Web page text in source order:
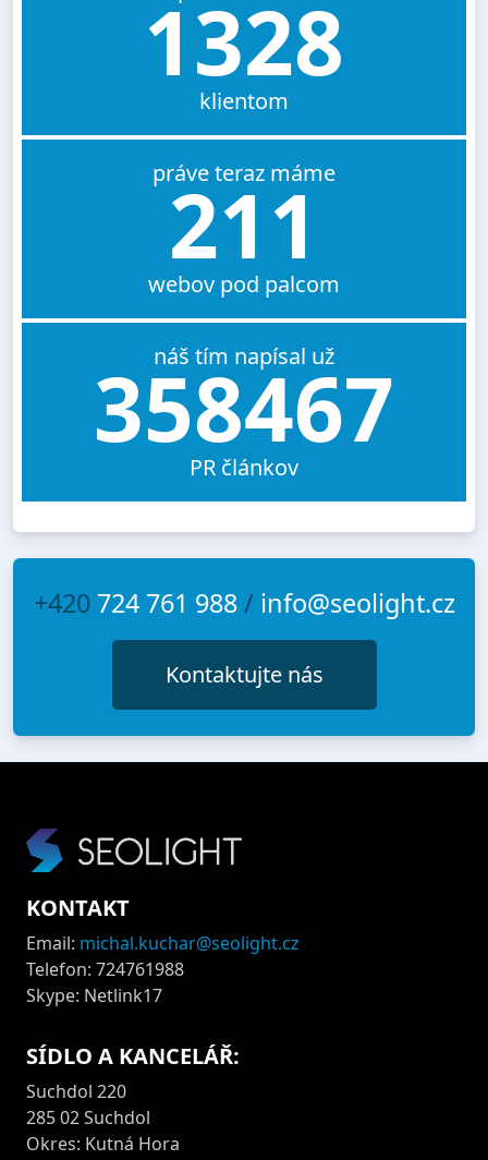
1328
klientom
práve teraz máme
211
webov pod palcom
náš tím napísal už
358467
PR článkov
+420 724 761 988/ info@seolight.cz
Kontaktujte nás
KONTAKT
Email: michal.kuchar@seolight.cz
Telefon: 724761988
Skype: Netlink17
SÍDLO A KANCELÁŘ:
Suchdol 220
285 02 Suchdol
Okres: Kutná Hora